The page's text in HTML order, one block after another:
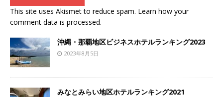
This site uses Akismet to reduce spam. Learn how your
comment data is processed.
沖縄・那覇地区ビジネスホテルランキング2023
2023年8月5日
みなとみらい地区ホテルランキング2021